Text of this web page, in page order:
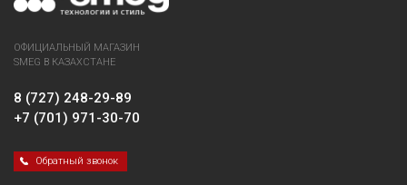
ОФИЦИАЛЬНЫЙ МАГАЗИН
SMEG В КАЗАХСТАНЕ
8 (727) 248-29-89
+7 (701) 971-30-70
Обратный звонок